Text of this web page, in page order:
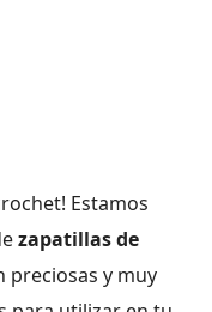
Estamos
zapatillas de
preciosas y muy